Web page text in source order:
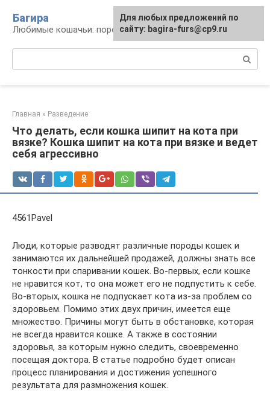
контенту
Багира
Любимые кошачьи: породы, содержание, уход
Главная » Разведение
Что делать, если кошка шипит на кота при
вязке? Кошка шипит на кота при вязке и ведет
себя агрессивно
4561Pavel
Люди, которые разводят различные породы кошек и
занимаются их дальнейшей продажей, должны знать все
тонкости при спаривании кошек. Во-первых, если кошке
не нравится кот, то она может его не подпустить к себе.
Во-вторых, кошка не подпускает кота из-за проблем со
здоровьем. Помимо этих двух причин, имеется еще
множество. Причины могут быть в обстановке, которая
не всегда нравится кошке. А также в состоянии
здоровья, за которым нужно следить, своевременно
посещая доктора. В статье подробно будет описан
процесс планирования и достижения успешного
результата для размножения кошек.
Для любых предложений по
сайту: bagira-furs@cp9.ru